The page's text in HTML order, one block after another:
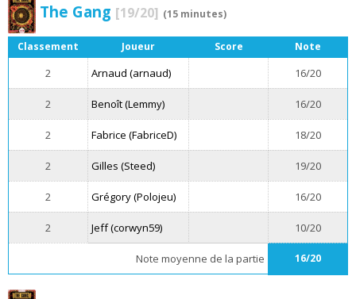
The Gang [19/20] (15 minutes)
Classement Joueur Score Note
2 Arnaud (arnaud) 16/20
2 Benoît (Lemmy) 16/20
2 Fabrice (FabriceD) 18/20
2 Gilles (Steed) 19/20
2 Grégory (Polojeu) 16/20
2 Jeff (corwyn59) 10/20
Note moyenne de la partie 16/20